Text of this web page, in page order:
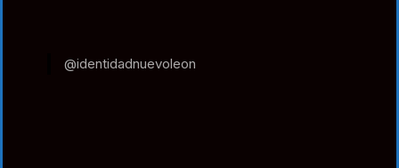
@identidadnuevoleon